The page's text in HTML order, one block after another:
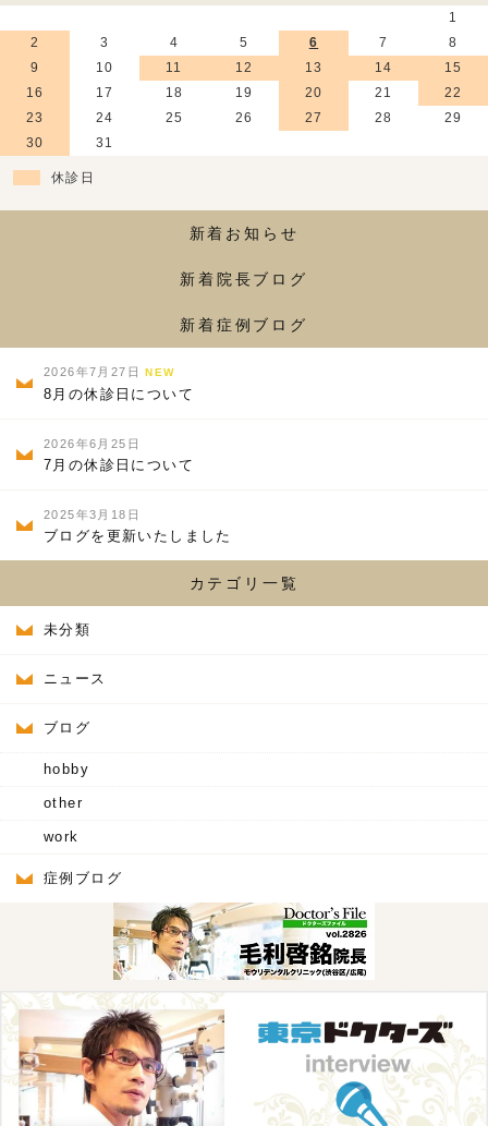
1
2
3 4 5 6 7
8
9
10 11 12 13 14
15
16
17 18 19 20 21
22
23
24 25 26 27 28
29
30
31
休診日
新着お知らせ
新着院長ブログ
新着症例ブログ
2026年7月27日NEW
8月の休診日について
2026年6月25日
7月の休診日について
2025年3月18日
ブログを更新いたしました
カテゴリ一覧
未分類
ニュース
ブログ
hobby
other
work
症例ブログ